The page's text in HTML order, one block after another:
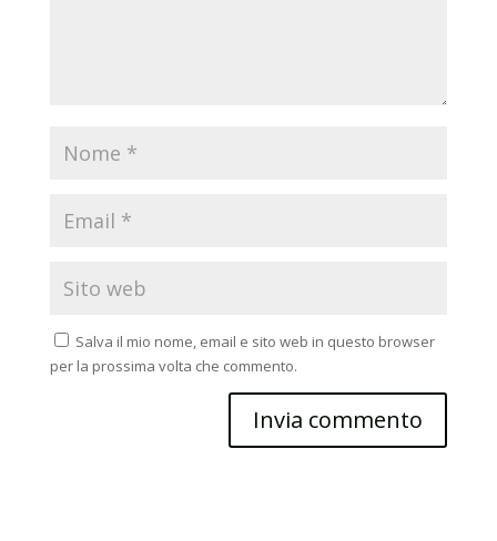
Salva il mio nome, email e sito web in questo browser
per la prossima volta che commento.